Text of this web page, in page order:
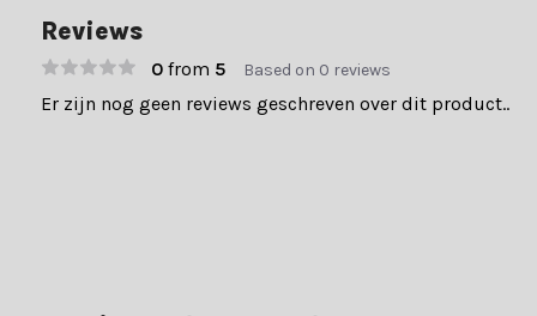
Reviews
0from 5 Based on 0 reviews
Er zijn nog geen reviews geschreven over dit product..